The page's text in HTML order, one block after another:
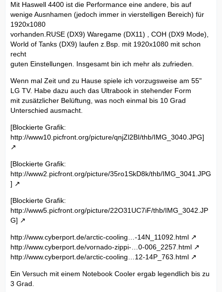
Mit Haswell 4400 ist die Performance eine andere, bis auf
wenige Ausnhamen (jedoch immer in vierstelligen Bereich) für
1920x1080
vorhanden.RUSE (DX9) Waregame (DX11) , COH (DX9 Mode),
World of Tanks (DX9) laufen z.Bsp. mit 1920x1080 mit schon
recht
guten Einstellungen. Insgesamt bin ich mehr als zufrieden.
Wenn mal Zeit und zu Hause spiele ich vorzugsweise am 55"
LG TV. Habe dazu auch das Ultrabook in stehender Form
mit zusätzlicher Belüftung, was noch einmal bis 10 Grad
Unterschied ausmacht.
[Blockierte Grafik:
http://www10.picfront.org/picture/qnjZl2BI/thb/IMG_3040.JPG]
[Blockierte Grafik:
http://www2.picfront.org/picture/35ro1SkD8k/thb/IMG_3041.JPG
]
[Blockierte Grafik:
http://www5.picfront.org/picture/22O31UC7iF/thb/IMG_3042.JP
G]
http://www.cyberport.de/arctic-cooling…-14N_11092.html
http://www.cyberport.de/vornado-zippi-…0-006_2257.html
http://www.cyberport.de/arctic-cooling…12-14P_763.html
Ein Versuch mit einem Notebook Cooler ergab legendlich bis zu
3 Grad.